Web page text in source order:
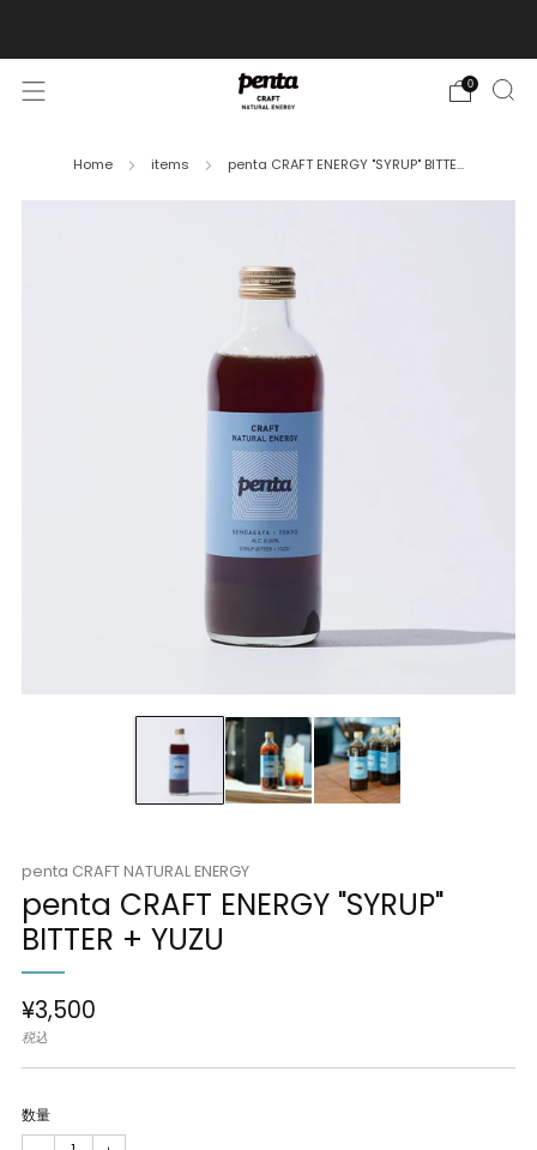
0
Home items penta CRAFT ENERGY "SYRUP" BITTE...
penta CRAFT NATURAL ENERGY
penta CRAFT ENERGY "SYRUP"
BITTER + YUZU
通
常
価
格
¥3,500
税込
数量